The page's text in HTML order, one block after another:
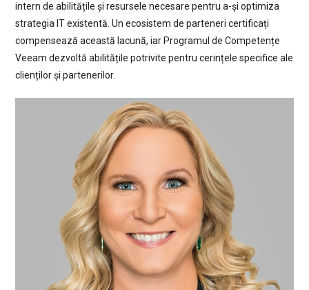
intern de abilitățile și resursele necesare pentru a-și optimiza
strategia IT existentă. Un ecosistem de parteneri certificați
compensează această lacună, iar Programul de Competențe
Veeam dezvoltă abilitățile potrivite pentru cerințele specifice ale
clienților și partenerilor.